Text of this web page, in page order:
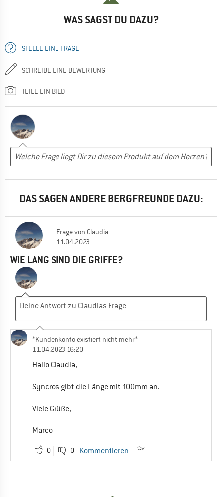
WAS SAGST DU DAZU?
STELLE EINE FRAGE
SCHREIBE EINE BEWERTUNG
TEILE EIN BILD
DAS SAGEN ANDERE BERGFREUNDE DAZU:
Fragevon Claudia
11.04.2023
WIE LANG SIND DIE GRIFFE?
*Kundenkonto existiert nicht mehr*
11.04.2023 16:20
Hallo Claudia,
Syncros gibt die Länge mit 100mm an.
Viele Grüße,
Marco
0 0 Kommentieren